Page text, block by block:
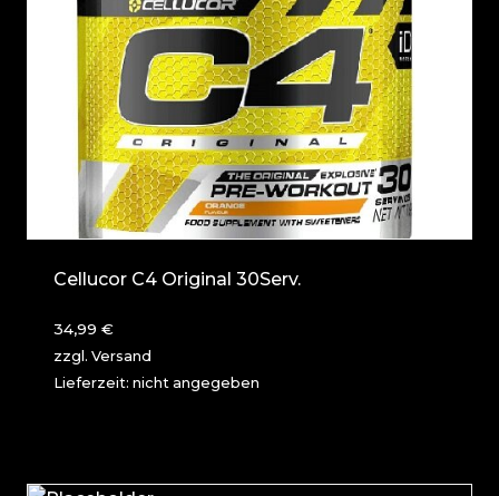
Cellucor C4 Original 30Serv.
34,99 €
zzgl. Versand
Lieferzeit: nicht angegeben